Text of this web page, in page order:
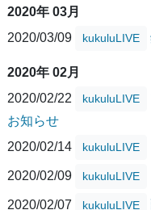
2020年 03月
2020/03/09
kukuluLIVE
2020年 02月
2020/02/22
kukuluLIVE
お知らせ
2020/02/14
kukuluLIVE
2020/02/09 kukuluLIVE
2020/02/07 kukuluLIVE